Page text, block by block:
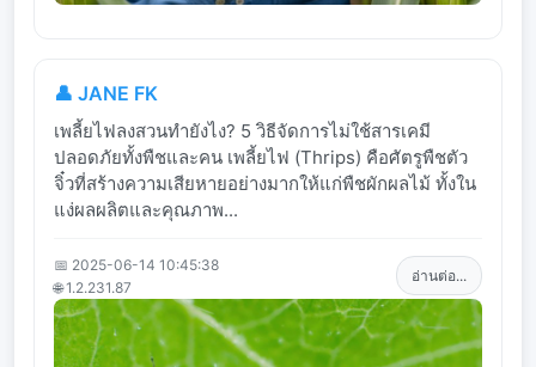
👤 JANE FK
เพลี้ยไฟลงสวนทำยังไง? 5 วิธีจัดการไม่ใช้สารเคมี
ปลอดภัยทั้งพืชและคน เพลี้ยไฟ (Thrips) คือศัตรูพืชตัว
จิ๋วที่สร้างความเสียหายอย่างมากให้แก่พืชผักผลไม้ ทั้งใน
แง่ผลผลิตและคุณภาพ...
📅 2025-06-14 10:45:38
🌐 1.2.231.87
อ่านต่อ...